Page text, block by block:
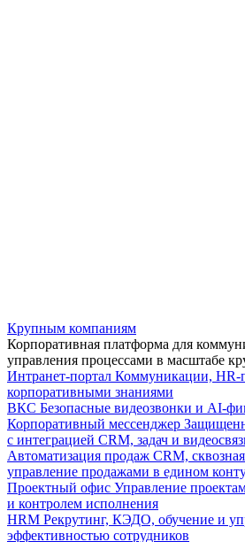
Крупным компаниям
Корпоративная платформа для
управления процессами в масштабе
Интранет-портал Коммуникации, HR-
корпоративными знаниями
ВКС Безопасные видеозвонки и AI-
Корпоративный мессенджер
с интеграцией CRM, задач и
Автоматизация продаж CRM,
управление продажами в едином
Проектный офис Управление
и контролем исполнения
HRM Рекрутинг, КЭДО, обучение и
эффективностью сотрудников